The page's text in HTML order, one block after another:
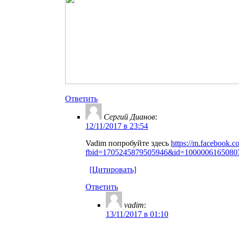
Ответить
Сергий Дианов:
12/11/2017 в 23:54
Vadim попробуйте здесь https://
[Цитировать]
Ответить
vadim:
13/11/2017 в 01:10